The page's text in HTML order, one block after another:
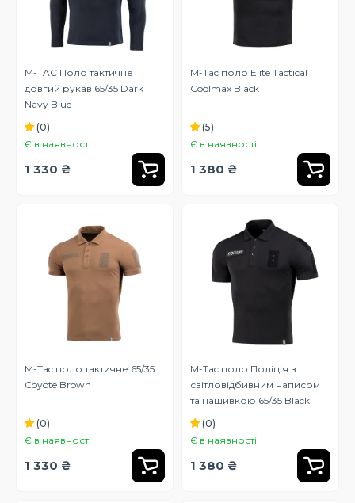
M-TAC Поло тактичне
довгий рукав 65/35 Dark
Navy Blue
(0)
Є в наявності
1 330 ₴
M-Tac поло Elite Tactical
Coolmax Black
(5)
Є в наявності
1 380 ₴
M-Tac поло тактичне 65/35
Coyote Brown
(0)
Є в наявності
1 330 ₴
M-Tac поло Поліція з
світловідбивним написом
та нашивкою 65/35 Black
(0)
Є в наявності
1 380 ₴